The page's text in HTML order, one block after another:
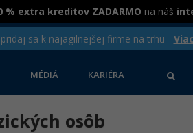
% extra kreditov ZADARMO na náš
sa k najagilnejšej firme na trhu -
MÉDIÁ KARIÉRA
osôb